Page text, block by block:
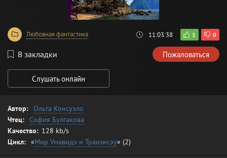
Любовная фантастика 11:03:38 1 0
В закладки Пожаловаться
Слушать онлайн
Автор: Ольга Консуэло
Чтец: София Булгакова
Качество: 128 kb/s
Цикл: «Мир Умавидэ и Транзисэу» (2)